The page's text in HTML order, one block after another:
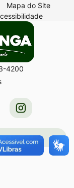
Mapa do Site
4200
Acessar
a
Rede
Social